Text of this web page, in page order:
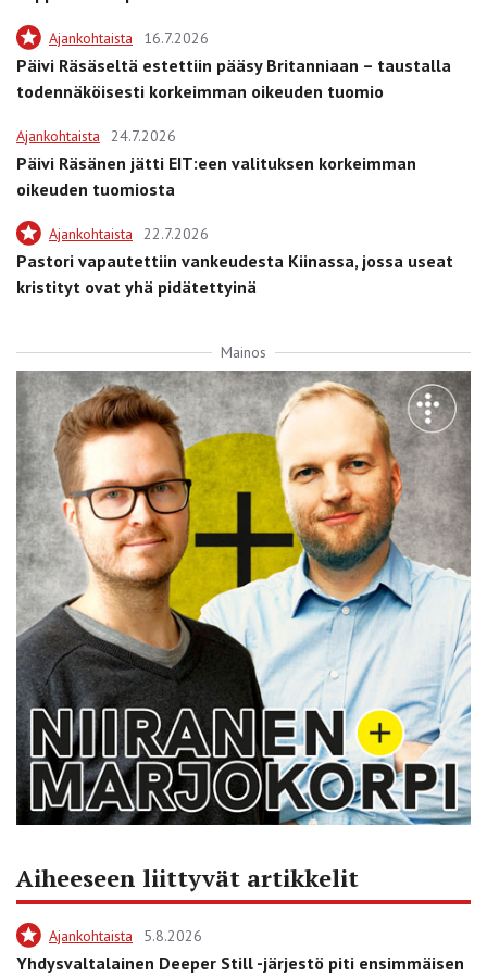
Ajankohtaista 16.7.2026
Päivi Räsäseltä estettiin pääsy Britanniaan – taustalla
todennäköisesti korkeimman oikeuden tuomio
Ajankohtaista 24.7.2026
Päivi Räsänen jätti EIT:een valituksen korkeimman
oikeuden tuomiosta
Ajankohtaista 22.7.2026
Pastori vapautettiin vankeudesta Kiinassa, jossa useat
kristityt ovat yhä pidätettyinä
Mainos
Aiheeseen liittyvät artikkelit
Ajankohtaista 5.8.2026
Yhdysvaltalainen Deeper Still -järjestö piti ensimmäisen